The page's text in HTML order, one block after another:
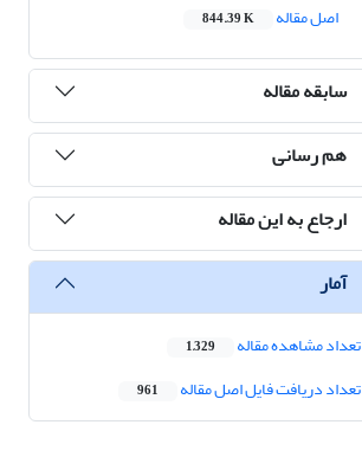
اصل مقاله
844.39 K
سابقه مقاله
هم رسانی
ارجاع به این مقاله
آمار
تعداد مشاهده مقاله 1,329
تعداد دریافت فایل اصل مقاله 961